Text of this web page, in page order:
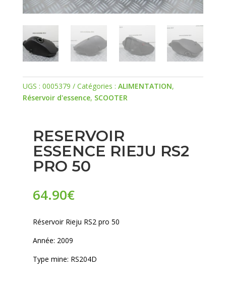
UGS : 0005379 Catégories : ALIMENTATION,
Réservoir d'essence, SCOOTER
RESERVOIR
ESSENCE RIEJU RS2
PRO 50
64.90€
Réservoir Rieju RS2 pro 50
Année: 2009
Type mine: RS204D